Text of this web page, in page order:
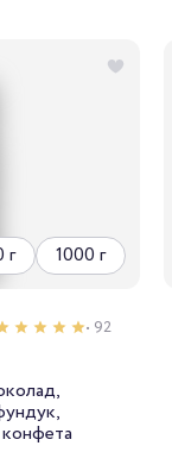
г 1000 г
• 92